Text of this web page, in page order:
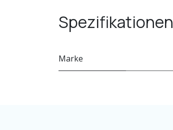
Spezifikationen
Marke